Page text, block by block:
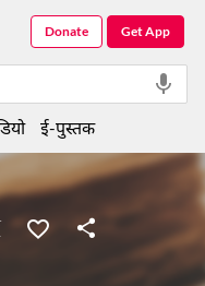
Get App
Donate
ई-पुस्तक